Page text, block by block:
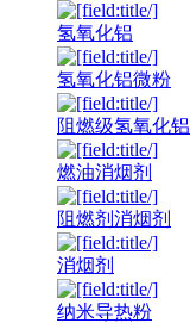
氢氧化铝
氢氧化铝微粉
阻燃级氢氧化铝
燃油消烟剂
阻燃剂消烟剂
消烟剂
纳米导热粉